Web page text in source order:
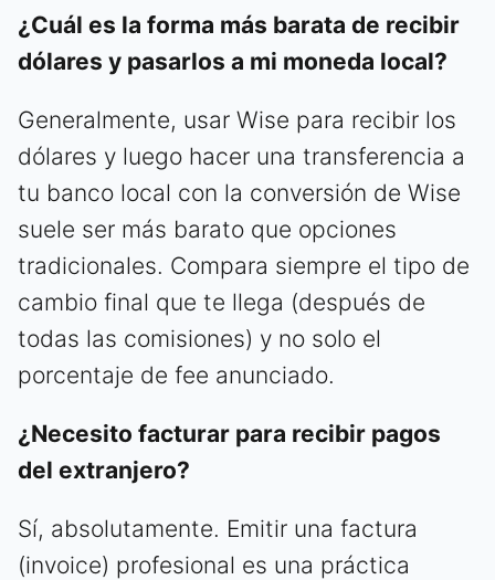
¿Cuál es la forma más barata de recibir
dólares y pasarlos a mi moneda local?
Generalmente, usar Wise para recibir los
dólares y luego hacer una transferencia a
tu banco local con la conversión de Wise
suele ser más barato que opciones
tradicionales. Compara siempre el tipo de
cambio final que te llega (después de
todas las comisiones) y no solo el
porcentaje de fee anunciado.
¿Necesito facturar para recibir pagos
del extranjero?
Sí, absolutamente. Emitir una factura
(invoice) profesional es una práctica